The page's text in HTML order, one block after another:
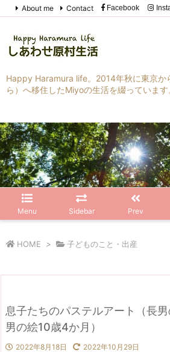
Happy Haramura life。2014年秋に東京か
ら）へ移住したMiyoの生活を綴っています
Menu Sidebar Prev
About me Contact Facebook
HOME > 子どものこと・出産
息子たちのパステルアート（長
男の絵10歳4か月）
2022年8月18日 2022年10月29日